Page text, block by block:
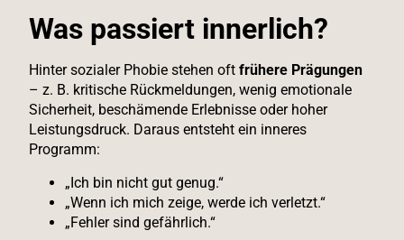
Was passiert innerlich?
Hinter sozialer Phobie stehen oft frühere Prägungen
– z. B. kritische Rückmeldungen, wenig emotionale
Sicherheit, beschämende Erlebnisse oder hoher
Leistungsdruck. Daraus entsteht ein inneres
Programm:
„Ich bin nicht gut genug.“
„Wenn ich mich zeige, werde ich verletzt.“
„Fehler sind gefährlich.“